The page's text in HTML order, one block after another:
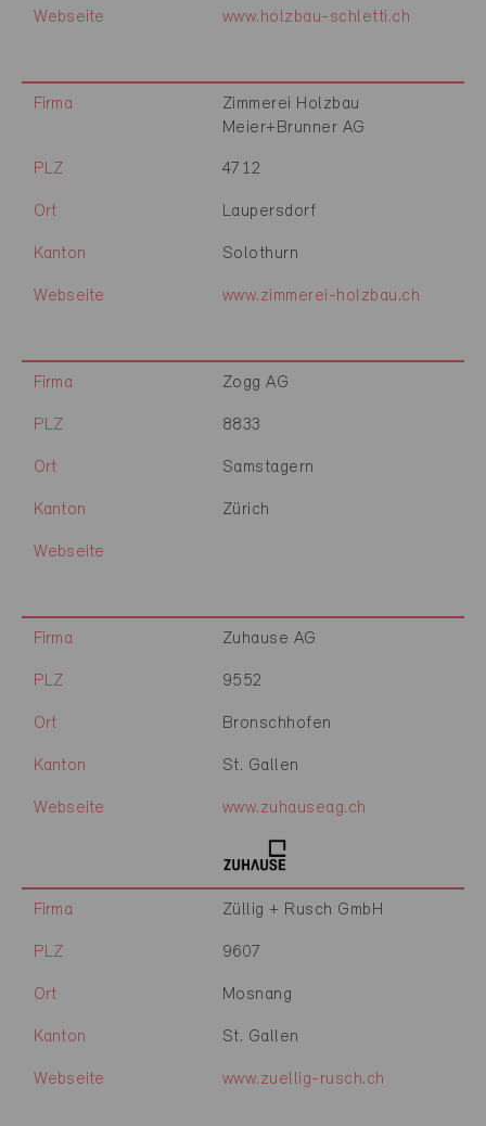
Webseite www.holzbau-schletti.ch
Firma
Zimmerei Holzbau
Meier+Brunner AG
PLZ 4712
Ort Laupersdorf
Kanton Solothurn
Webseite www.zimmerei-holzbau.ch
Firma Zogg AG
PLZ 8833
Ort Samstagern
Kanton Zürich
Webseite
Firma Zuhause AG
PLZ 9552
Ort Bronschhofen
Kanton St. Gallen
Webseite www.zuhauseag.ch
Firma Züllig + Rusch GmbH
PLZ 9607
Ort Mosnang
Kanton St. Gallen
Webseite www.zuellig-rusch.ch